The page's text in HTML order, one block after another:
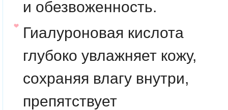
и обезвоженность.
Гиалуроновая кислота
глубоко увлажняет кожу,
сохраняя влагу внутри,
препятствует